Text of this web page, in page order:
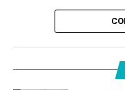
Ata theksojnë se
procedurë e
autoriteteve, sulmi
mëngjesit të 2 gushtit